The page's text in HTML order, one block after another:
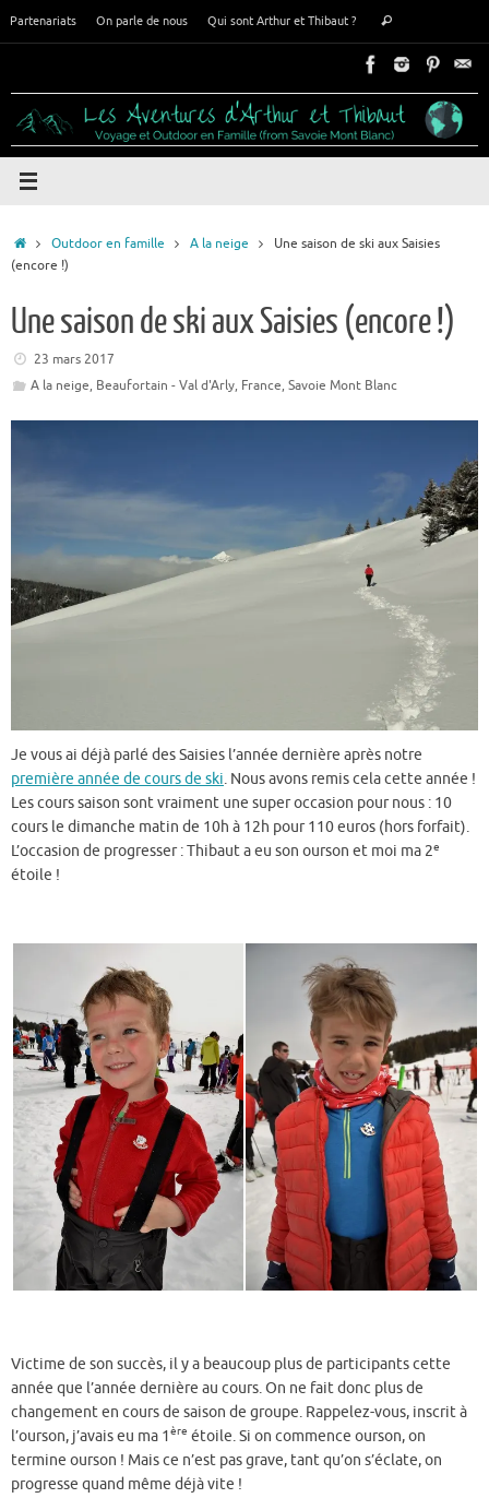
Partenariats On parle de nous Qui sont Arthur et Thibaut ?
:
Rechercher
Accueil
Outdoor en famille A la neige
Une saison de ski aux Saisies
(encore !)
Une saison de ski aux Saisies (encore !)
23 mars 2017
A la neige, Beaufortain - Val d'Arly, France, Savoie Mont Blanc
Je vous ai déjà parlé des Saisies l’année dernière après notre
première année de cours de ski. Nous avons remis cela cette année !
Les cours saison sont vraiment une super occasion pour nous : 10
cours le dimanche matin de 10h à 12h pour 110 euros (hors forfait).
L’occasion de progresser : Thibaut a eu son ourson et moi ma 2e
étoile !
Victime de son succès, il y a beaucoup plus de participants cette
année que l’année dernière au cours. On ne fait donc plus de
changement en cours de saison de groupe. Rappelez-vous, inscrit à
l’ourson, j’avais eu ma 1ère étoile. Si on commence ourson, on
termine ourson ! Mais ce n’est pas grave, tant qu’on s’éclate, on
progresse quand même déjà vite !